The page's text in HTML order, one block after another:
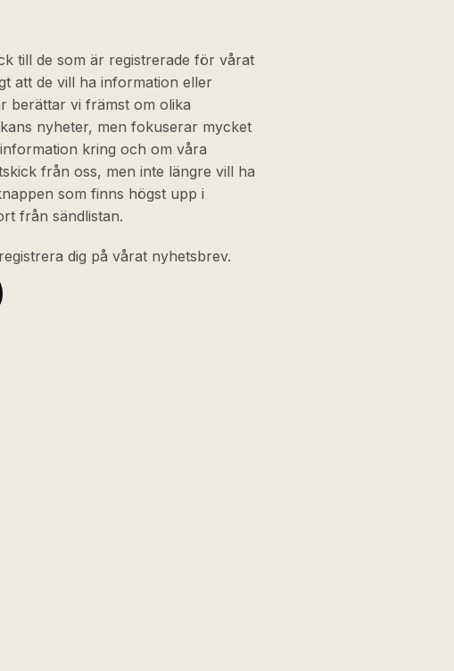
till de som är registrerade för vårat
att de vill ha information eller
berättar vi främst om olika
nyheter, men fokuserar mycket
kring och om våra
från oss, men inte längre vill ha
som finns högst upp i
från sändlistan.
dig på vårat nyhetsbrev.